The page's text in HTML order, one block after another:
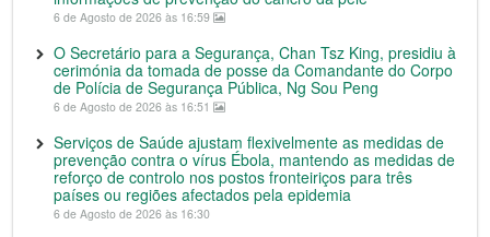
6 de Agosto de 2026 às 16:59
O Secretário para a Segurança, Chan Tsz King, presidiu à
cerimónia da tomada de posse da Comandante do Corpo
de Polícia de Segurança Pública, Ng Sou Peng
6 de Agosto de 2026 às 16:51
Serviços de Saúde ajustam flexivelmente as medidas de
prevenção contra o vírus Ébola, mantendo as medidas de
reforço de controlo nos postos fronteiriços para três
países ou regiões afectados pela epidemia
6 de Agosto de 2026 às 16:30